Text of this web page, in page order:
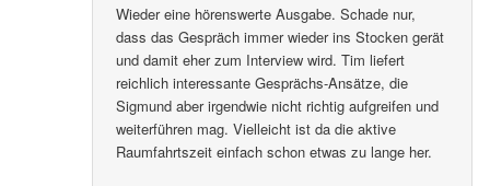
Wieder eine hörenswerte Ausgabe. Schade nur,
dass das Gespräch immer wieder ins Stocken gerät
und damit eher zum Interview wird. Tim liefert
reichlich interessante Gesprächs-Ansätze, die
Sigmund aber irgendwie nicht richtig aufgreifen und
weiterführen mag. Vielleicht ist da die aktive
Raumfahrtszeit einfach schon etwas zu lange her.